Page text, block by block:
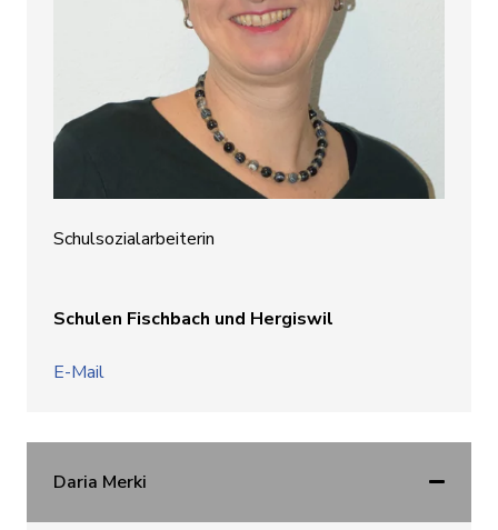
Schulsozialarbeiterin
Schulen Fischbach und Hergiswil
E-Mail
Daria Merki